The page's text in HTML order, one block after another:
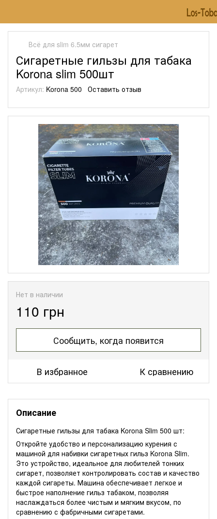
Всё для slim 6.5мм сигарет
Сигаретные гильзы для табака
Korona slim 500шт
Артикул: Korona 500 Оставить отзыв
Нет в наличии
110 грн
Сообщить, когда появится
В избранное К сравнению
Описание
Сигаретные гильзы для табака Korona Slim 500 шт:
Откройте удобство и персонализацию курения с
машиной для набивки сигаретных гильз Korona Slim.
Это устройство, идеальное для любителей тонких
сигарет, позволяет контролировать состав и качество
каждой сигареты. Машина обеспечивает легкое и
быстрое наполнение гильз табаком, позволяя
наслаждаться более чистым и мягким вкусом, по
сравнению с фабричными сигаретами.